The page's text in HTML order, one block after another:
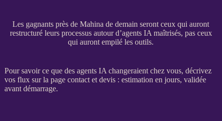
Les gagnants près de Mahina de demain seront ceux qui auront
restructuré leurs processus autour d’agents IA maîtrisés, pas ceux
qui auront empilé les outils.
Pour savoir ce que des agents IA changeraient chez vous, décrivez
vos fluxsur la page contact et devis: estimation en jours, validée
avant démarrage.